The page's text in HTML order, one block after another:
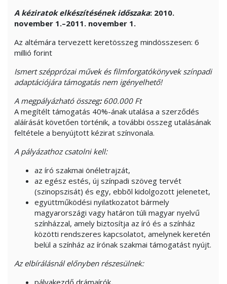
A kéziratok elkészítésének időszaka: 2010.
november 1.–2011. november 1.
Az altémára tervezett keretösszeg mindösszesen: 6
millió forint
Ismert szépprózai művek és filmforgatókönyvek színpadi
adaptációjára támogatás nem igényelhető!
A megpályázható összeg: 600.000 Ft
A megítélt támogatás 40%-ának utalása a szerződés
aláírását követően történik, a további összeg utalásának
feltétele a benyújtott kézirat színvonala.
A pályázathoz csatolni kell:
az író szakmai önéletrajzát,
az egész estés, új színpadi szöveg tervét
(szinopszisát) és egy, ebbõl kidolgozott jelenetet,
együttműködési nyilatkozatot bármely
magyarországi vagy határon túli magyar nyelvű
színházzal, amely biztosítja az író és a színház
közötti rendszeres kapcsolatot, amelynek keretén
belül a színház az írónak szakmai támogatást nyújt.
Az elbírálásnál előnyben részesülnek: